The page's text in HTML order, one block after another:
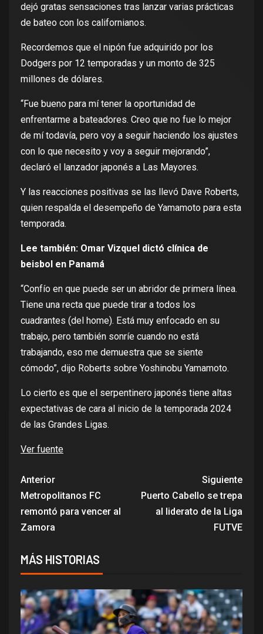
dejó gratas sensaciones tras lanzar varias prácticas
de bateo con los californianos.
Recordemos que el nipón fue adquirido por los
Dodgers por 12 temporadas y un monto de 325
millones de dólares.
“Fue bueno para mí tener la oportunidad de
enfrentarme a bateadores. Creo que no fue lo mejor
de mí todavía, pero voy a seguir haciendo los ajustes
con lo que necesito y voy a seguir mejorando”,
declaró el lanzador japonés a Las Mayores.
Y las reacciones positivas se las llevó Dave Roberts,
quien respalda el desempeño de Yamamoto para esta
temporada.
Lee también: Omar Vizquel dictó clínica de
beisbol en Panamá
“Confío en que puede ser un abridor de primera línea.
Tiene una recta que puede tirar a todos los
cuadrantes (del home). Está muy enfocado en su
trabajo, pero también sonríe cuando no está
trabajando, eso me demuestra que se siente
cómodo”, dijo Roberts sobre Yoshinobu Yamamoto.
Lo cierto es que el serpentinero japonés tiene altas
expectativas de cara al inicio de la temporada 2024
de las Grandes Ligas.
Ver fuente
Anterior
Metropolitanos FC
remontó para vencer al
Zamora
Siguiente
Puerto Cabello se trepa
al liderato de la Liga
FUTVE
MÁS HISTORIAS